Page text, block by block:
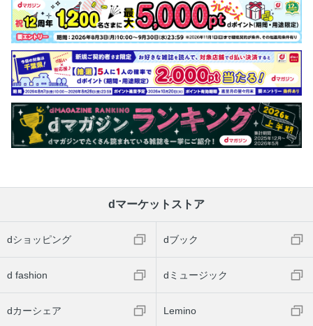
dマーケットストア
dショッピング dブック
d fashion dミュージック
dカーシェア Lemino